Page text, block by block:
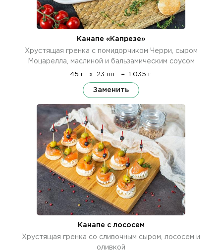
Канапе «Капрезе»
Хрустящая гренка с помидорчиком Черри, сыром
Моцарелла, маслиной и бальзамическим соусом
45 г. x 23 шт. = 1 035 г.
Заменить
Канапе с лососем
Хрустящая гренка со сливочным сыром, лососем и
оливкой